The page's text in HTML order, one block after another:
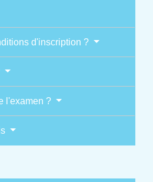
d'inscription ?
l'examen ?